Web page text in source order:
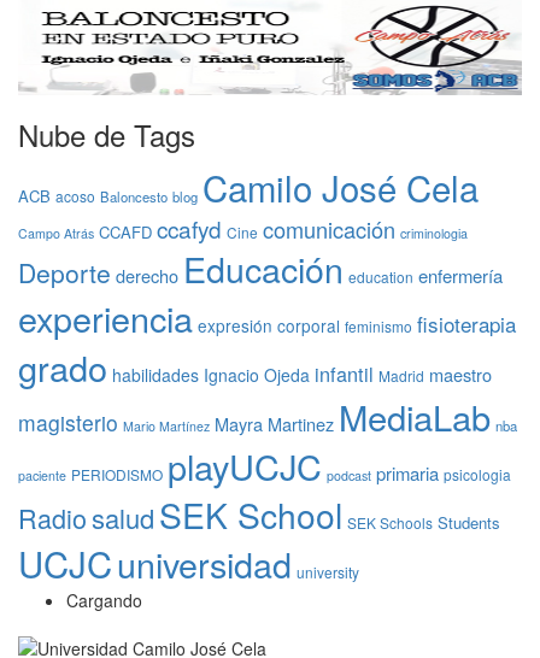
Nube de Tags
ACB acoso Baloncesto blog Camilo José Cela
Campo Atrás CCAFD ccafyd Cine comunicación criminologia
Deporte derecho Educación education enfermería
experiencia expresión corporal feminismo fisioterapia
grado habilidades Ignacio Ojeda infantil Madrid maestro
magisterio Mario Martínez Mayra Martinez MediaLab nba
paciente PERIODISMO playUCJC podcast primaria psicologia
RadiosaludSEK School SEK Schools Students
UCJCuniversidad university
Cargando